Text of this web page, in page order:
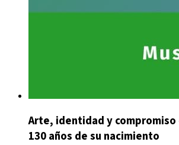
Arte, identidad y compromiso
130 años de su nacimiento